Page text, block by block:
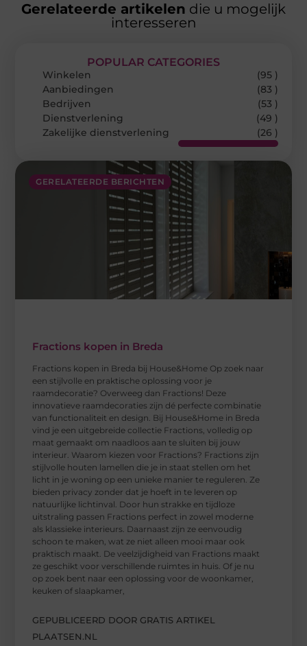
Gerelateerde artikelen die u mogelijk
interesseren
GERELATEERDE BERICHTEN
Fractions kopen in Breda
Fractions kopen in Breda bij House&Home Op zoek naar
een stijlvolle en praktische oplossing voor je
raamdecoratie? Overweeg dan Fractions! Deze
innovatieve raamdecoraties zijn dé perfecte combinatie
van functionaliteit en design. Bij House&Home in Breda
vind je een uitgebreide collectie Fractions, volledig op
maat gemaakt om naadloos aan te sluiten bij jouw
interieur. Waarom kiezen voor Fractions? Fractions zijn
stijlvolle houten lamellen die je in staat stellen om het
licht in je woning op een unieke manier te reguleren. Ze
bieden privacy zonder dat je hoeft in te leveren op
natuurlijke lichtinval. Door hun strakke en tijdloze
uitstraling passen Fractions perfect in zowel moderne
als klassieke interieurs. Daarnaast zijn ze eenvoudig
schoon te maken, wat ze niet alleen mooi maar ook
praktisch maakt. De veelzijdigheid van Fractions maakt
ze geschikt voor verschillende ruimtes in huis. Of je nu
op zoek bent naar een oplossing voor de woonkamer,
keuken of slaapkamer,
GEPUBLICEERD DOOR GRATIS ARTIKEL
PLAATSEN.NL
POPULAR CATEGORIES
Winkelen
(95 )
Aanbiedingen
(83 )
Bedrijven
(53 )
Dienstverlening
(49 )
Zakelijke dienstverlening
(26 )